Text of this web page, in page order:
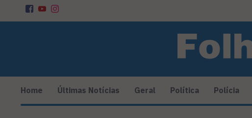
Home Últimas Notícias Geral Política Polícia